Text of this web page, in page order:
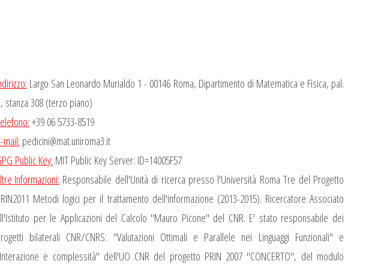
Largo San Leonardo Murialdo 1 - 00146 Roma, Dipartimento di Matematica e Fisica, pal.
stanza 308 (terzo piano)
+39 06 5733-8519
mail: pedicini@mat.uniroma3.it
Public Key: MIT Public Key Server: ID=14005F57
Informazioni: Responsabile dell'Unità di ricerca presso l'Università Roma Tre del Progetto
Metodi logici per il trattamento dell'informazione (2013-2015). Ricercatore Associato
per le Applicazioni del Calcolo "Mauro Picone" del CNR. E' stato responsabile dei
bilaterali CNR/CNRS: "Valutazioni Ottimali e Parallele nei Linguaggi Funzionali" e
e complessità" dell'UO CNR del progetto PRIN 2007 "CONCERTO", del modulo